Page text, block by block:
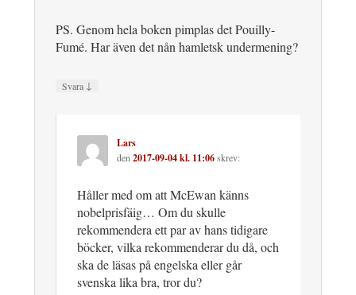
PS. Genom hela boken pimplas det Pouilly-
Fumé. Har även det nån hamletsk undermening?
Svara ↓
Lars
den 2017-09-04 kl. 11:06skrev:
Håller med om att McEwan känns
nobelprisfäig… Om du skulle
rekommendera ett par av hans tidigare
böcker, vilka rekommenderar du då, och
ska de läsas på engelska eller går
svenska lika bra, tror du?